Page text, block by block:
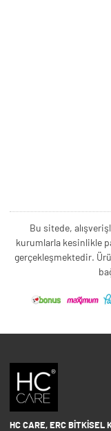
Bu sitede,
kurumlarla kesinlikle
gerçekleşmektedir.
HC CARE, ERC BITKISEL